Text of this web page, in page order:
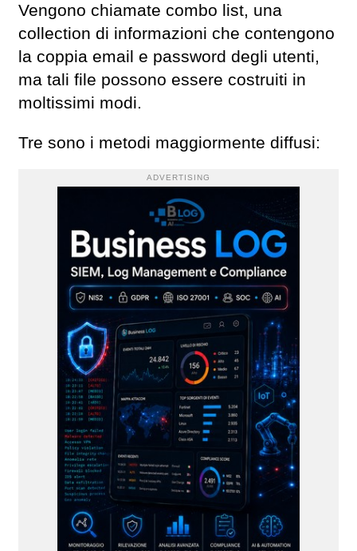
Vengono chiamate combo list, una
collection di informazioni che contengono
la coppia email e password degli utenti,
ma tali file possono essere costruiti in
moltissimi modi.
Tre sono i metodi maggiormente diffusi:
ADVERTISING